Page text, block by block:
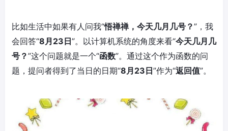
比如生活中如果有人问我“悟禅禅，今天几月几号？”，我
会回答“8月23日”。以计算机系统的角度来看“今天几月几
号？”这个问题就是一个“函数”。通过这个作为函数的问
题，提问者得到了当日的日期“8月23日”作为“返回值”。